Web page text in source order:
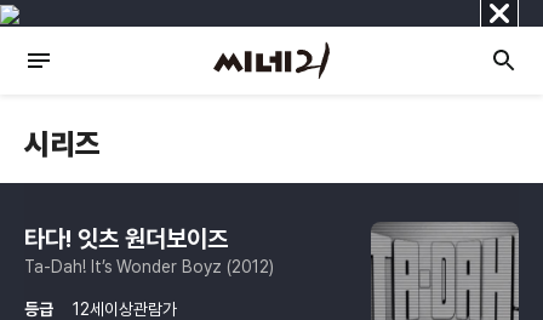
닫
기
시리즈
타다! 잇츠 원더보이즈
Ta-Dah! It’s Wonder Boyz (2012)
등급
12세이상관람가